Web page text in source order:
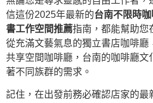
信這份2025年最新的台南不限時
書工作空間推薦指南，都能幫助您
從充滿文藝氣息的獨立書店咖啡廳
共享空間咖啡廳，台南的咖啡廳文
著不同族群的需求。
記住，在出發前務必確認店家的最